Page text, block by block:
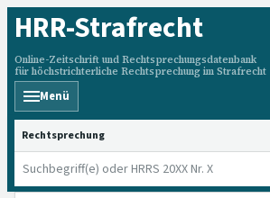
HRR-Strafrecht
Online-Zeitschrift und Rechtsprechungsdatenbank
für höchstrichterliche Rechtsprechung im Strafrecht
Menü
HRRS durchsuchen